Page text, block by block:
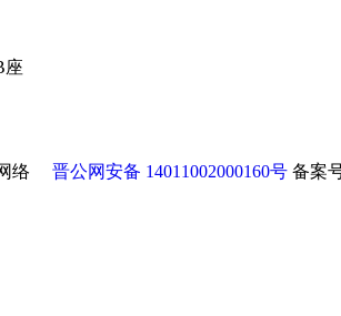
座
网络 晋公网安备 14011002000160号 备案